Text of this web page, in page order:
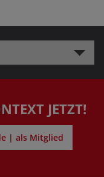
JETZT!
| als Mitglied